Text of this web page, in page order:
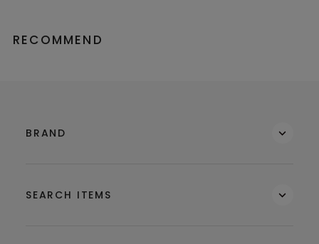
RECOMMEND
BRAND
SEARCH ITEMS